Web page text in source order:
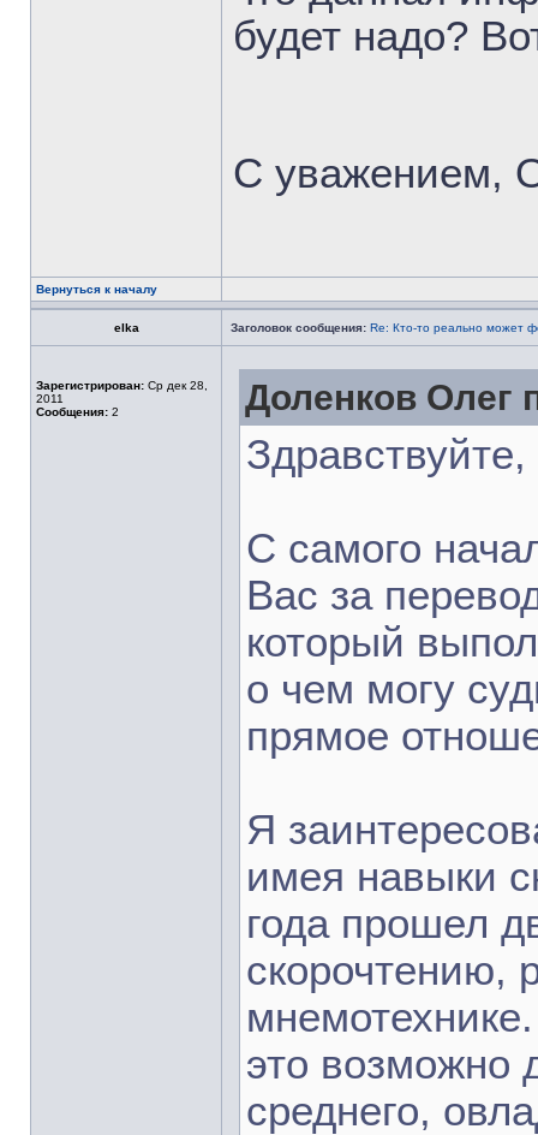
будет надо?
С уважением,
Вернуться к началу
elka Заголовок сообщения: Re: Кто-то реально может
Зарегистрирован: Ср дек 28,
2011
Сообщения: 2 Доленков Олег
С самого
Вас за
который
о чем могу
прямое
Я
имея навыки
года прошел
скорочтению,
это возможно
среднего,